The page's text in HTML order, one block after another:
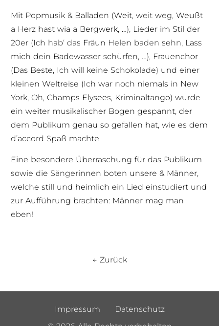
Mit Popmusik & Balladen (Weit, weit weg, Weußt
a Herz hast wia a Bergwerk, …), Lieder im Stil der
20er (Ich hab‘ das Fräun Helen baden sehn, Lass
mich dein Badewasser schürfen, …), Frauenchor
(Das Beste, Ich will keine Schokolade) und einer
kleinen Weltreise (Ich war noch niemals in New
York, Oh, Champs Elysees, Kriminaltango) wurde
ein weiter musikalischer Bogen gespannt, der
dem Publikum genau so gefallen hat, wie es dem
d’accord Spaß machte.
Eine besondere Überraschung für das Publikum
sowie die Sängerinnen boten unsere & Männer,
welche still und heimlich ein Lied einstudiert und
zur Aufführung brachten: Männer mag man
eben!
← Zurück
Impressum
Datenschutz